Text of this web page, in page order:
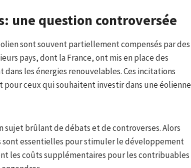
une question controversée
sont souvent partiellement compensés par des
pays, dont la France, ont mis en place des
les énergies renouvelables. Ces incitations
ceux qui souhaitent investir dans une éolienne
brûlant de débats et de controverses. Alors
essentielles pour stimuler le développement
les coûts supplémentaires pour les contribuables